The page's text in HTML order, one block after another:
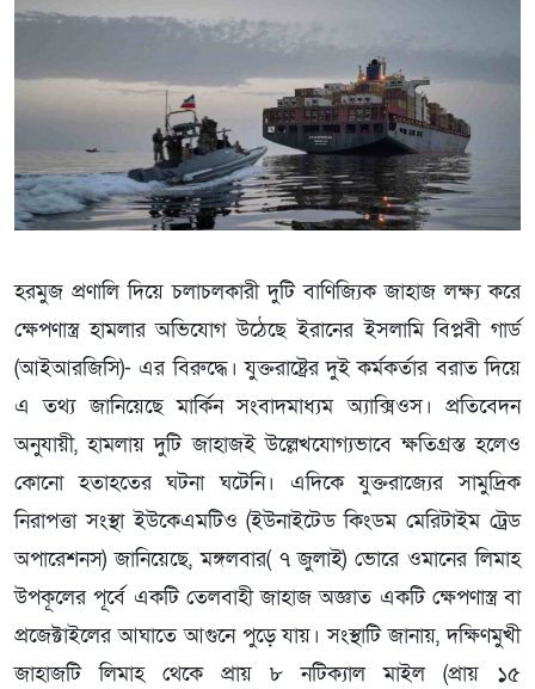
হরমুজ প্রণালি দিয়ে চলাচলকারী দুটি বাণিজ্যিক জাহাজ লক্ষ্য করে
ক্ষেপণাস্ত্র হামলার অভিযোগ উঠেছে ইরানের ইসলামি বিপ্লবী গার্ড
(আইআরজিসি)- এর বিরুদ্ধে। যুক্তরাষ্ট্রের দুই কর্মকর্তার বরাত দিয়ে
এ তথ্য জানিয়েছে মার্কিন সংবাদমাধ্যম অ্যাক্সিওস। প্রতিবেদন
অনুযায়ী, হামলায় দুটি জাহাজই উল্লেখযোগ্যভাবে ক্ষতিগ্রস্ত হলেও
কোনো হতাহতের ঘটনা ঘটেনি। এদিকে যুক্তরাজ্যের সামুদ্রিক
নিরাপত্তা সংস্থা ইউকেএমটিও (ইউনাইটেড কিংডম মেরিটাইম ট্রেড
অপারেশনস) জানিয়েছে, মঙ্গলবার( ৭ জুলাই) ভোরে ওমানের লিমাহ
উপকূলের পূর্বে একটি তেলবাহী জাহাজ অজ্ঞাত একটি ক্ষেপণাস্ত্র বা
প্রজেক্টাইলের আঘাতে আগুনে পুড়ে যায়। সংস্থাটি জানায়, দক্ষিণমুখী
জাহাজটি লিমাহ থেকে প্রায় ৮ নটিক্যাল মাইল (প্রায় ১৫